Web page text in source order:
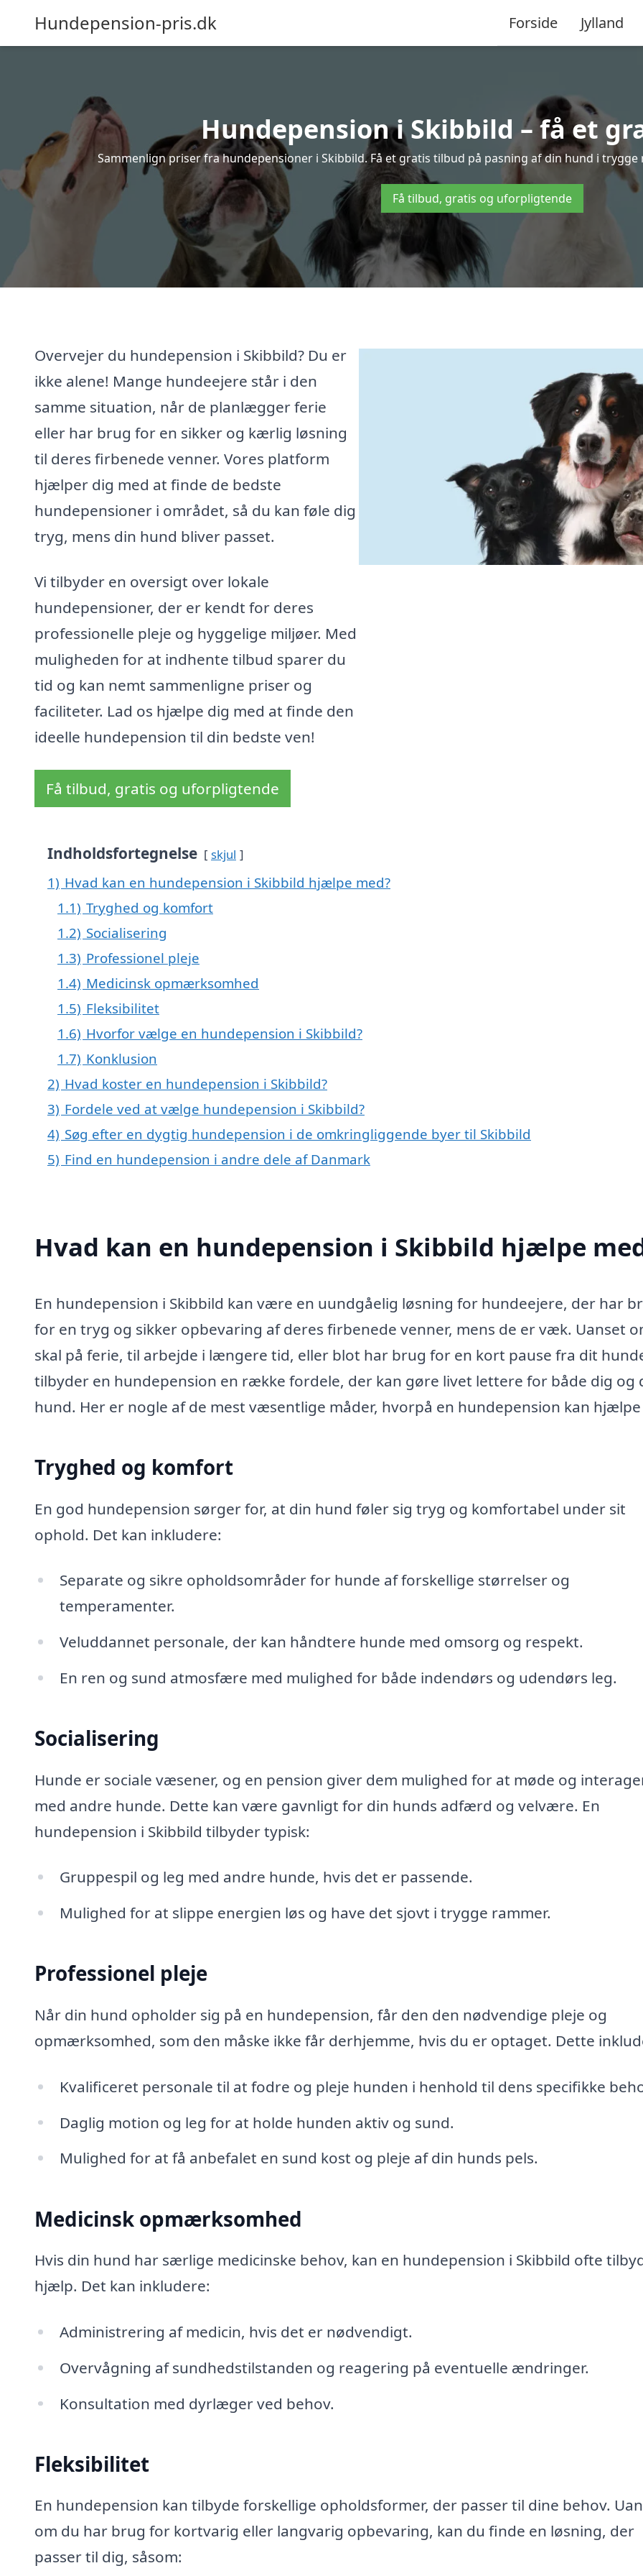
Hundepension-pris.dk Forside Jylland
Hundepension i Skibbild – få et
Sammenlign priser fra hundepensioner i Skibbild. Få et gratis tilbud på pasning af din hund i
Få tilbud, gratis og uforpligtende
Overvejer du hundepension i Skibbild? Du er
ikke alene! Mange hundeejere står i den
samme situation, når de planlægger ferie
eller har brug for en sikker og kærlig løsning
til deres firbenede venner. Vores platform
hjælper dig med at finde de bedste
hundepensioner i området, så du kan føle dig
tryg, mens din hund bliver passet.
Vi tilbyder en oversigt over lokale
hundepensioner, der er kendt for deres
professionelle pleje og hyggelige miljøer. Med
muligheden for at indhente tilbud sparer du
tid og kan nemt sammenligne priser og
faciliteter. Lad os hjælpe dig med at finde den
ideelle hundepension til din bedste ven!
Få tilbud, gratis og uforpligtende
Indholdsfortegnelse skjul
1) Hvad kan en hundepension i Skibbild hjælpe med?
1.1) Tryghed og komfort
1.2) Socialisering
1.3) Professionel pleje
1.4) Medicinsk opmærksomhed
1.5) Fleksibilitet
1.6) Hvorfor vælge en hundepension i Skibbild?
1.7) Konklusion
2) Hvad koster en hundepension i Skibbild?
3) Fordele ved at vælge hundepension i Skibbild?
4) Søg efter en dygtig hundepension i de omkringliggende byer til Skibbild
5) Find en hundepension i andre dele af Danmark
Hvad kan en hundepension i Skibbild hjælpe
En hundepension i Skibbild kan være en uundgåelig løsning for hundeejere, der har
for en tryg og sikker opbevaring af deres firbenede venner, mens de er væk. Uanset
skal på ferie, til arbejde i længere tid, eller blot har brug for en kort pause fra dit
tilbyder en hundepension en række fordele, der kan gøre livet lettere for både dig og
hund. Her er nogle af de mest væsentlige måder, hvorpå en hundepension kan
Tryghed og komfort
En god hundepension sørger for, at din hund føler sig tryg og komfortabel under sit
ophold. Det kan inkludere:
Separate og sikre opholdsområder for hunde af forskellige størrelser og
temperamenter.
Veluddannet personale, der kan håndtere hunde med omsorg og respekt.
En ren og sund atmosfære med mulighed for både indendørs og udendørs leg.
Socialisering
Hunde er sociale væsener, og en pension giver dem mulighed for at møde og
med andre hunde. Dette kan være gavnligt for din hunds adfærd og velvære. En
hundepension i Skibbild tilbyder typisk:
Gruppespil og leg med andre hunde, hvis det er passende.
Mulighed for at slippe energien løs og have det sjovt i trygge rammer.
Professionel pleje
Når din hund opholder sig på en hundepension, får den den nødvendige pleje og
opmærksomhed, som den måske ikke får derhjemme, hvis du er optaget. Dette
Kvalificeret personale til at fodre og pleje hunden i henhold til dens specifikke
Daglig motion og leg for at holde hunden aktiv og sund.
Mulighed for at få anbefalet en sund kost og pleje af din hunds pels.
Medicinsk opmærksomhed
Hvis din hund har særlige medicinske behov, kan en hundepension i Skibbild ofte
hjælp. Det kan inkludere:
Administrering af medicin, hvis det er nødvendigt.
Overvågning af sundhedstilstanden og reagering på eventuelle ændringer.
Konsultation med dyrlæger ved behov.
Fleksibilitet
En hundepension kan tilbyde forskellige opholdsformer, der passer til dine behov.
om du har brug for kortvarig eller langvarig opbevaring, kan du finde en løsning, der
passer til dig, såsom: